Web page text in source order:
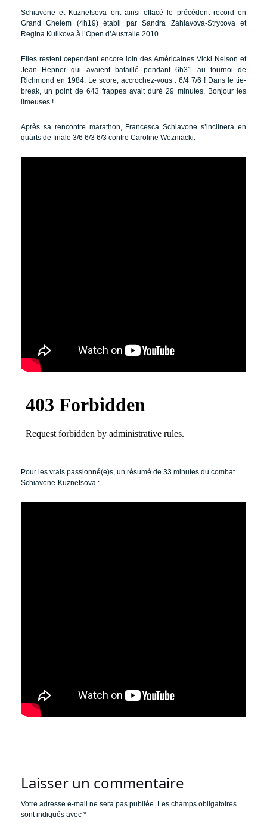
Schiavone et Kuznetsova ont ainsi effacé le précédent record en
Grand Chelem (4h19) établi par Sandra Zahlavova-Strycova et
Regina Kulikova à l’Open d’Australie 2010.
Elles restent cependant encore loin des Américaines Vicki Nelson et
Jean Hepner qui avaient bataillé pendant 6h31 au tournoi de
Richmond en 1984. Le score, accrochez-vous : 6/4 7/6 ! Dans le tie-
break, un point de 643 frappes avait duré 29 minutes. Bonjour les
limeuses !
Après sa rencontre marathon, Francesca Schiavone s’inclinera en
quarts de finale 3/6 6/3 6/3 contre Caroline Wozniacki.
Pour les vrais passionné(e)s, un résumé de 33 minutes du combat
Schiavone-Kuznetsova :
Laisser un commentaire
Votre adresse e-mail ne sera pas publiée. Les champs obligatoires
sont indiqués avec *